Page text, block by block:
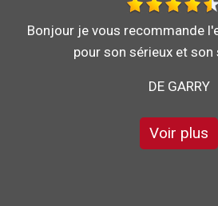
Travail effectué
Voir plus